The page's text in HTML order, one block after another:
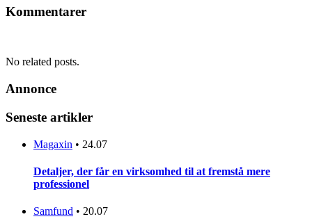
Kommentarer
No related posts.
Annonce
Seneste artikler
Magaxin • 24.07
Detaljer, der får en virksomhed til at fremstå mere
professionel
Samfund • 20.07